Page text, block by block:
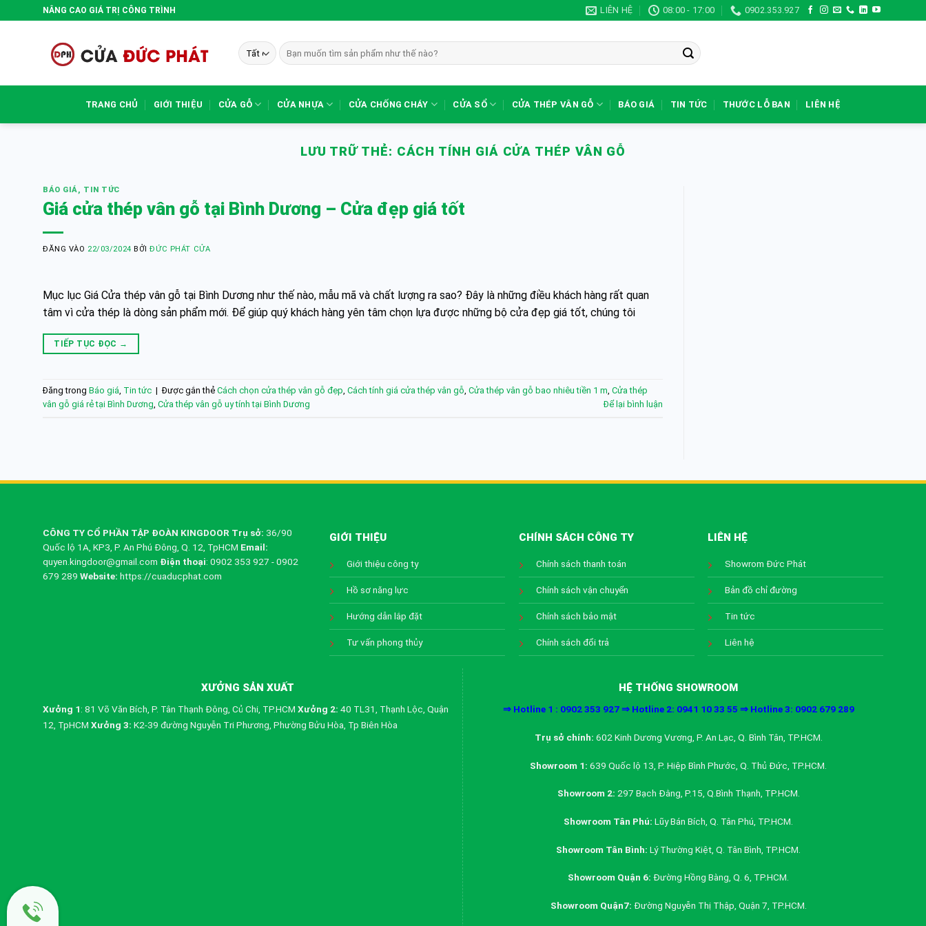
qua
NÂNG CAO GIÁ TRỊ CÔNG TRÌNH LIÊN HỆ 08:00 - 17:00 0902.353.927
Tìm
kiếm:
TRANG CHỦ GIỚI THIỆU CỬA GỖ CỬA NHỰA CỬA CHỐNG CHÁY CỬA SỔ CỬA THÉP VÂN GỖ BÁO GIÁ TIN TỨC THƯỚC LỖ BAN LIÊN HỆ
LƯU TRỮ THẺ: CÁCH TÍNH GIÁ CỬA THÉP VÂN GỖ
BÁO GIÁ, TIN TỨC
Giá cửa thép vân gỗ tại Bình Dương – Cửa đẹp giá tốt
ĐĂNG VÀO 22/03/2024 BỞIĐỨC PHÁT CỬA
Mục lục Giá Cửa thép vân gỗ tại Bình Dương như thế nào, mẫu mã và chất lượng ra sao? Đây là những điều khách hàng rất quan
tâm vì cửa thép là dòng sản phẩm mới. Để giúp quý khách hàng yên tâm chọn lựa được những bộ cửa đẹp giá tốt, chúng tôi
TIẾP TỤC ĐỌC →
Đăng trong Báo giá, Tin tức | Được gắn thẻ Cách chọn cửa thép vân gỗ đẹp, Cách tính giá cửa thép vân gỗ, Cửa thép vân gỗ bao nhiêu tiền 1 m, Cửa thép
vân gỗ giá rẻ tại Bình Dương, Cửa thép vân gỗ uy tính tại Bình Dương Để lại bình luận
CÔNG TY CỔ PHẦN TẬP ĐOÀN KINGDOOR Trụ sở: 36/90
Quốc lộ 1A, KP3, P. An Phú Đông, Q. 12, TpHCM Email:
quyen.kingdoor@gmail.com Điện thoại: 0902 353 927 - 0902
679 289 Website: https://cuaducphat.com
GIỚI THIỆU
Giới thiệu công ty
Hồ sơ năng lực
Hướng dẫn lắp đặt
Tư vấn phong thủy
CHÍNH SÁCH CÔNG TY
Chính sách thanh toán
Chính sách vận chuyển
Chính sách bảo mật
Chính sách đổi trả
LIÊN HỆ
Showrom Đức Phát
Bản đồ chỉ đường
Tin tức
Liên hệ
XƯỞNG SẢN XUẤT
Xưởng 1: 81 Võ Văn Bích, P. Tân Thạnh Đông, Củ Chi, TP.HCM Xưởng 2: 40 TL31, Thạnh Lộc, Quận
12, TpHCM Xưởng 3: K2-39 đường Nguyễn Tri Phương, Phường Bửu Hòa, Tp Biên Hòa
HỆ THỐNG SHOWROOM
⇒ Hotline 1 : 0902 353 927 ⇒ Hotline 2: 0941 10 33 55 ⇒ Hotline 3: 0902 679 289
Trụ sở chính: 602 Kinh Dương Vương, P. An Lạc, Q. Bình Tân, TP.HCM.
Showroom 1: 639 Quốc lộ 13, P. Hiệp Bình Phước, Q. Thủ Đức, TP.HCM.
Showroom 2: 297 Bạch Đằng, P.15, Q.Bình Thạnh, TP.HCM.
Showroom Tân Phú: Lũy Bán Bích, Q. Tân Phú, TP.HCM.
Showroom Tân Bình: Lý Thường Kiệt, Q. Tân Bình, TP.HCM.
Showroom Quận 6: Đường Hồng Bàng, Q. 6, TP.HCM.
Showroom Quận7: Đường Nguyễn Thị Thập, Quận 7, TP.HCM.